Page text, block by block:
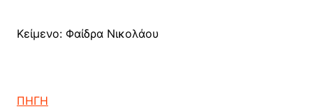
Κείμενο: Φαίδρα Νικολάου
ΠΗΓΗ